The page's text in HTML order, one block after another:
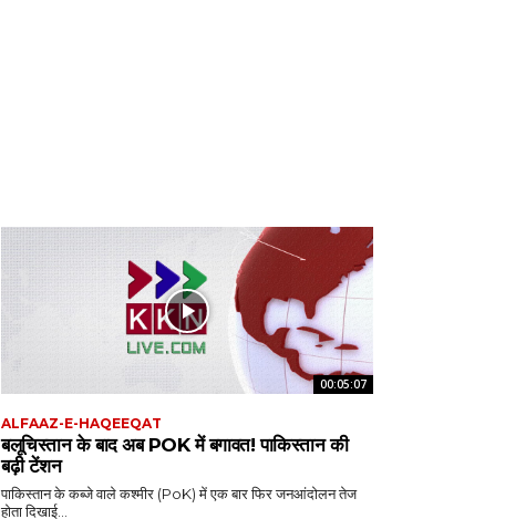
00:05:07
ALFAAZ-E-HAQEEQAT
बलूचिस्तान के बाद अब POK में बगावत! पाकिस्तान की
बढ़ी टेंशन
पाकिस्तान के कब्जे वाले कश्मीर (PoK) में एक बार फिर जनआंदोलन तेज
होता दिखाई...